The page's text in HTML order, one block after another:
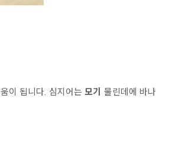
이 됩니다. 심지어는 모기
물린데에 바나